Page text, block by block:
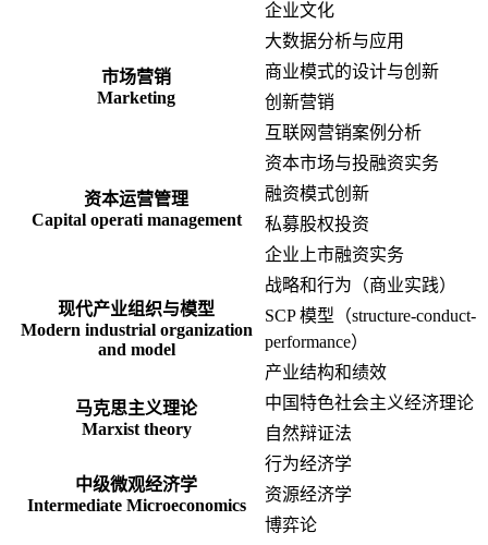
企业文化
市场营销
Marketing
大数据分析与应用
商业模式的设计与创新
创新营销
互联网营销案例分析
资本运营管理
Capital operati management
资本市场与投融资实务
融资模式创新
私募股权投资
企业上市融资实务
现代产业组织与模型
Modern industrial organization
and model
战略和行为（商业实践）
SCP 模型（structure-conduct-
performance）
产业结构和绩效
马克思主义理论
Marxist theory
中国特色社会主义经济理论
自然辩证法
中级微观经济学
Intermediate Microeconomics
行为经济学
资源经济学
博弈论